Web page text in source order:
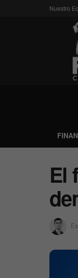
Nuestro
El